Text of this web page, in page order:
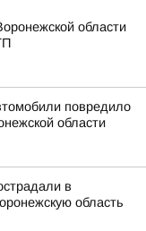
области
повредило
области
в
область